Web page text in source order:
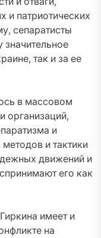
и патриотических
сепаратисты
так и за ее
в массовом
организаций,
и
и тактики
движений и
его как
имеет и
на